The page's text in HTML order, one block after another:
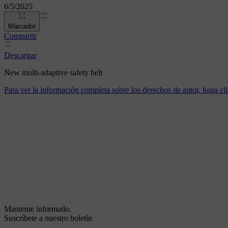
6/5/2025
Marcador
Compartir
Descargar
New multi-adaptive safety belt
Para ver la información completa sobre los derechos de autor, haga